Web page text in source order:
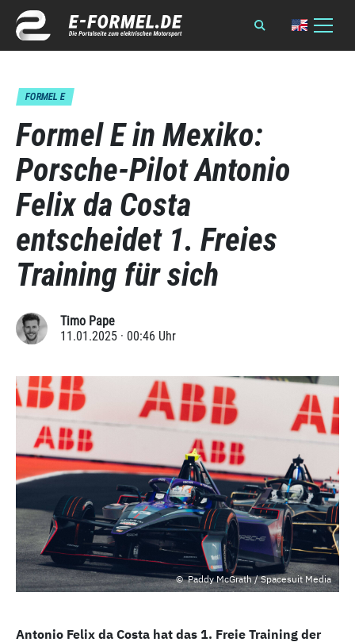
FORMEL E
Formel E in Mexiko:
Porsche-Pilot Antonio
Felix da Costa
entscheidet 1. Freies
Training für sich
Timo Pape
11.01.2025 · 00:46 Uhr
Paddy McGrath / Spacesuit Media
Antonio Felix da Costa hat das 1. Freie Training der